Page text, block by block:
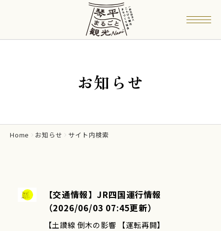
お知らせ
Home お知らせ サイト内検索
【交通情報】JR四国運行情報
（2026/06/03 07:45更新）
【土讃線 倒木の影響 【運転再開】